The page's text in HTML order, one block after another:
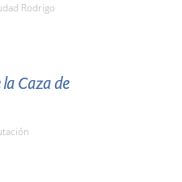
Rodrigo
la Caza de